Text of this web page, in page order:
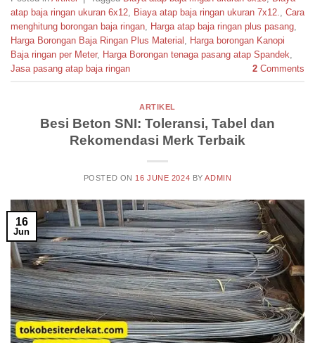
atap baja ringan ukuran 6x12
Biaya atap baja ringan ukuran 7x12.
Cara
menghitung borongan baja ringan
Harga atap baja ringan plus pasang
Harga Borongan Baja Ringan Plus Material
Harga borongan Kanopi
Baja ringan per Meter, Harga Borongan tenaga pasang atap Spandek
Jasa pasang atap baja ringan
2 Comments
ARTIKEL
Besi Beton SNI: Toleransi, Tabel dan
Rekomendasi Merk Terbaik
POSTED ON 16 JUNE 2024 BYADMIN
16
Jun